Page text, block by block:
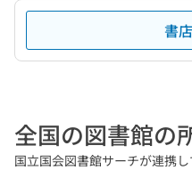
書
全国の図書館の
国立国会図書館サーチが連携